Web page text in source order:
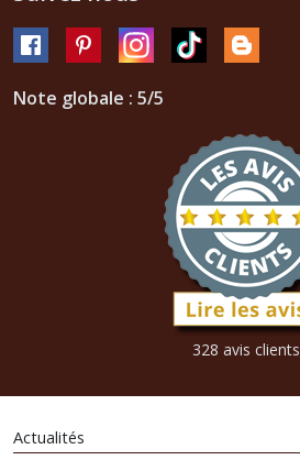
Note globale : 5/5
328 avis clients
Actualités